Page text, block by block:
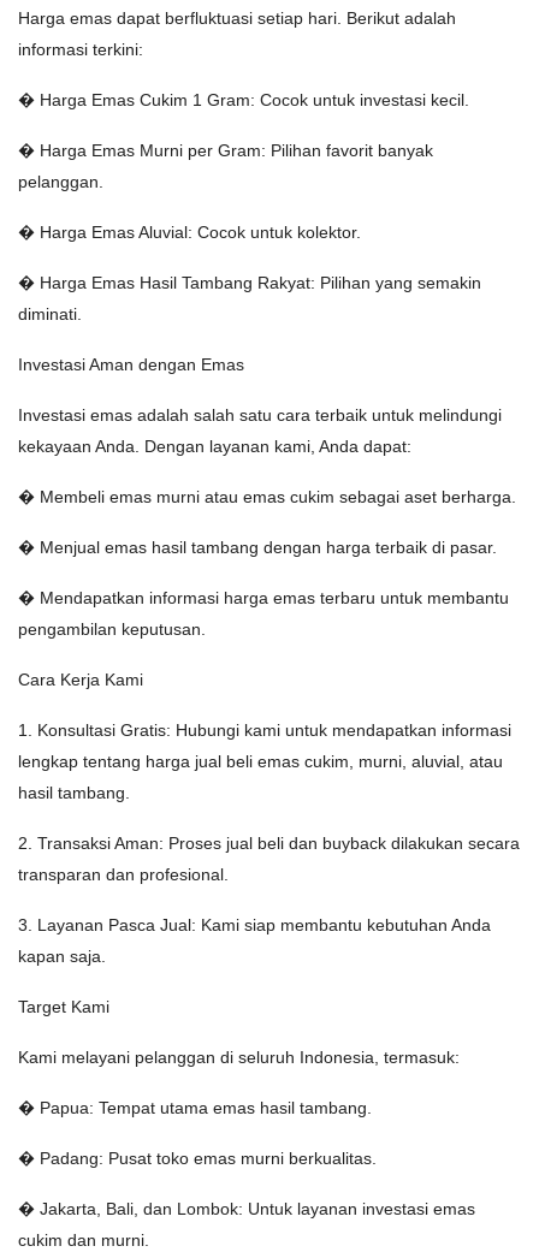
Harga emas dapat berfluktuasi setiap hari. Berikut adalah
informasi terkini:
� Harga Emas Cukim 1 Gram: Cocok untuk investasi kecil.
� Harga Emas Murni per Gram: Pilihan favorit banyak
pelanggan.
� Harga Emas Aluvial: Cocok untuk kolektor.
� Harga Emas Hasil Tambang Rakyat: Pilihan yang semakin
diminati.
Investasi Aman dengan Emas
Investasi emas adalah salah satu cara terbaik untuk melindungi
kekayaan Anda. Dengan layanan kami, Anda dapat:
� Membeli emas murni atau emas cukim sebagai aset berharga.
� Menjual emas hasil tambang dengan harga terbaik di pasar.
� Mendapatkan informasi harga emas terbaru untuk membantu
pengambilan keputusan.
Cara Kerja Kami
1. Konsultasi Gratis: Hubungi kami untuk mendapatkan informasi
lengkap tentang harga jual beli emas cukim, murni, aluvial, atau
hasil tambang.
2. Transaksi Aman: Proses jual beli dan buyback dilakukan secara
transparan dan profesional.
3. Layanan Pasca Jual: Kami siap membantu kebutuhan Anda
kapan saja.
Target Kami
Kami melayani pelanggan di seluruh Indonesia, termasuk:
� Papua: Tempat utama emas hasil tambang.
� Padang: Pusat toko emas murni berkualitas.
� Jakarta, Bali, dan Lombok: Untuk layanan investasi emas
cukim dan murni.